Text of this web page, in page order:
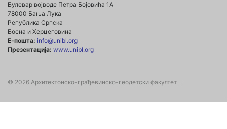
Булевар војводе Петра Бојовића 1А
78000 Бања Лука
Република Српска
Босна и Херцеговина
Е-пошта: info@unibl.org
Презентација: www.unibl.org
© 2026 Архитектонско-грађевинско-геодетски факултет